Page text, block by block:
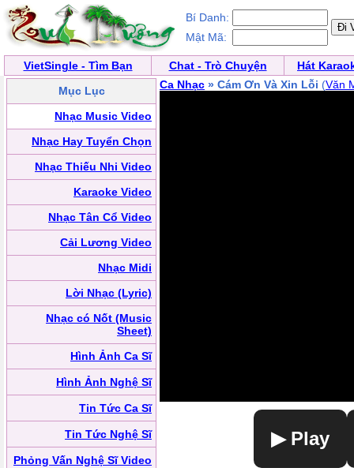
Bí Danh:
Mật Mã:
VietSingle - Tìm Bạn Chat - Trò Chuyện
Hát
Mục Lục
Nhạc Music Video
Nhạc Hay Tuyển Chọn
Nhạc Thiếu Nhi Video
Karaoke Video
Nhạc Tân Cổ Video
Cải Lương Video
Nhạc Midi
Lời Nhạc (Lyric)
Nhạc có Nốt (Music
Sheet)
Hình Ảnh Ca Sĩ
Hình Ảnh Nghệ Sĩ
Tin Tức Ca Sĩ
Tin Tức Nghệ Sĩ
Phỏng Vấn Nghệ Sĩ Video
Ca Nhạc » Cám Ơn Và Xin Lỗi (Văn
▶ Play